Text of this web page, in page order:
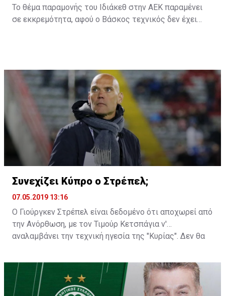
Το θέμα παραμονής του Ιδιάκεθ στην ΑΕΚ παραμένει
σε εκκρεμότητα, αφού ο Βάσκος τεχνικός δεν έχει
Συνεχίζει Κύπρο ο Στρέπελ;
07.05.2019 13:16
Ο Γιούργκεν Στρέπελ είναι δεδομένο ότι αποχωρεί από
την Ανόρθωση, με τον Τιμούρ Κετσπάγια ν'
αναλαμβάνει την τεχνική ηγεσία της "Κυρίας". Δεν θα
ομάδα...